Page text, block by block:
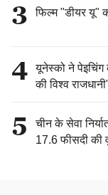
3 फिल्म "डीयर यू"
4
यूनेस्को ने पेइचिंग
की विश्व
5
चीन के सेवा
17.6 फीसदी की